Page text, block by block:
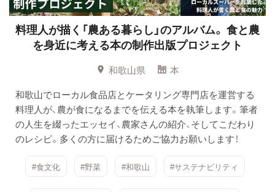
料理人が描く「農ある暮らし」のアルバム。 食と農
を身近に考える本の制作出版プロジェクト
和歌山県
本
和歌山でローカル食品店とケータリング専門店を運営する
料理人が、農が食になるまでを伝える本を執筆します。筆者
の人生を綴ったエッセイ、農家さんの紹介、そしてこだわり
のレシピ。多くの方に届けるためご協力お願いします！
#食文化 #野菜 #和歌山 #サステナビリティ